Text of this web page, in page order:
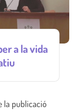
a la vida
la publicació